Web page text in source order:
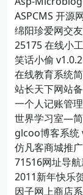
ASPCMS 开源
绵阳珍爱网交
25175 在线小
笑话小偷 v1.0.2
在线教育系统
站长天下网站
一个人记账管
世界学习室—
glcoo博客系统
仿凡客商城推
71516网址导
2011新年快乐
因子网上商店